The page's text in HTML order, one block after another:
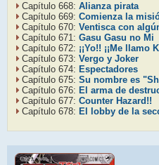
Capítulo 668: Alianza pirata
Capítulo 669: Comienza la
Capítulo 670: Ventisca con
Capítulo 671: Gasu Gasu no Mi
Capítulo 672: ¡¡Yo!! ¡¡Me llamo
Capítulo 673: Vergo y Joker
Capítulo 674: Espectadores
Capítulo 675: Su nombre es
Capítulo 676: El arma de
Capítulo 677: Counter Hazard!!
Capítulo 678: El lobby de la